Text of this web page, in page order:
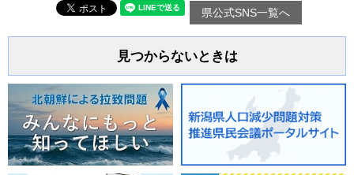
県公式SNS一覧へ
見つからないときは